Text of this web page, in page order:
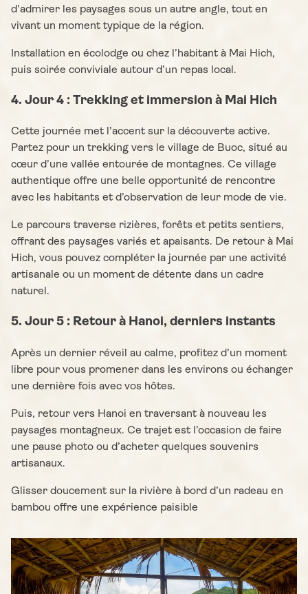
d’admirer les paysages sous un autre angle, tout en
vivant un moment typique de la région.
Installation en écolodge ou chez l’habitant à Mai Hich,
puis soirée conviviale autour d’un repas local.
4. Jour 4 : Trekking et immersion à Mai Hich
Cette journée met l’accent sur la découverte active.
Partez pour un trekking vers le village de Buoc, situé au
cœur d’une vallée entourée de montagnes. Ce village
authentique offre une belle opportunité de rencontre
avec les habitants et d’observation de leur mode de vie.
Le parcours traverse rizières, forêts et petits sentiers,
offrant des paysages variés et apaisants. De retour à Mai
Hich, vous pouvez compléter la journée par une activité
artisanale ou un moment de détente dans un cadre
naturel.
5. Jour 5 : Retour à Hanoi, derniers instants
Après un dernier réveil au calme, profitez d’un moment
libre pour vous promener dans les environs ou échanger
une dernière fois avec vos hôtes.
Puis, retour vers Hanoi en traversant à nouveau les
paysages montagneux. Ce trajet est l’occasion de faire
une pause photo ou d’acheter quelques souvenirs
artisanaux.
Glisser doucement sur la rivière à bord d’un radeau en
bambou offre une expérience paisible